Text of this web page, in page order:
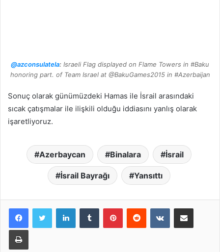
@azconsulatela: Israeli Flag displayed on Flame Towers in #Baku
honoring part. of Team Israel at @BakuGames2015 in #Azerbaijan
Sonuç olarak günümüzdeki Hamas ile İsrail arasındaki
sıcak çatışmalar ile ilişkili olduğu iddiasını yanlış olarak
işaretliyoruz.
Azerbaycan Binalara İsrail
İsrail Bayrağı Yansıttı
LinkedInTumblr PinterestReddit VKontakteE-Posta ile paylaş
Yazdır